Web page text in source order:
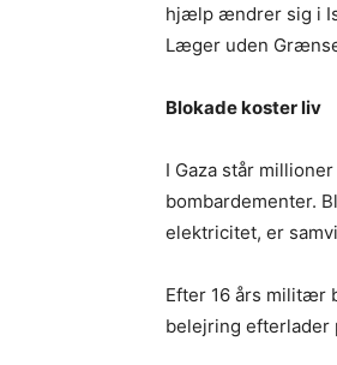
hjælp ændrer sig i
Læger uden
Blokade koster liv
I Gaza står
bombardementer.
elektricitet, er
Efter 16 års militær
belejring efterlader